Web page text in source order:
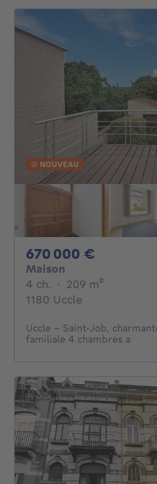
NOUVEAU
670 000 €
Maison
4 ch. 4 chambres
· 209 m²
1180 Uccle
Uccle – Saint-Job,
familiale 4 chambres a